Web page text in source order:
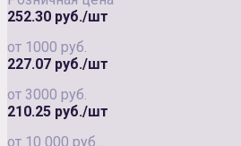
252.30 руб./шт
от 1000 руб.
227.07 руб./шт
от 3000 руб.
210.25 руб./шт
от 10 000 руб.